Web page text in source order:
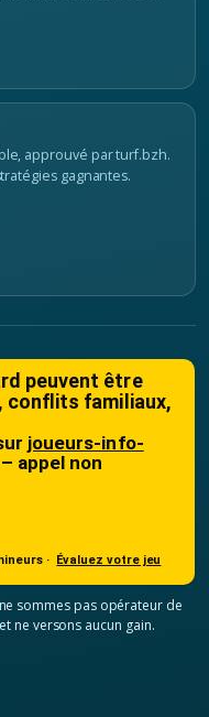
approuvé par turf.bzh.
gagnantes.
peuvent être
conflits familiaux,
joueurs-info-
appel non
· Évaluez votre jeu
sommes pas opérateur de
ne versons aucun gain.